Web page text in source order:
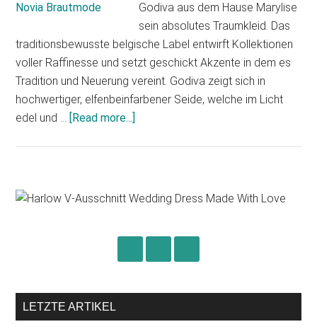
Godiva aus dem Hause Marylise
sein absolutes Traumkleid. Das
traditionsbewusste belgische Label entwirft Kollektionen
voller Raffinesse und setzt geschickt Akzente in dem es
Tradition und Neuerung vereint. Godiva zeigt sich in
hochwertiger, elfenbeinfarbener Seide, welche im Licht
edel und … [Read more...]
Primary
LETZTE ARTIKEL